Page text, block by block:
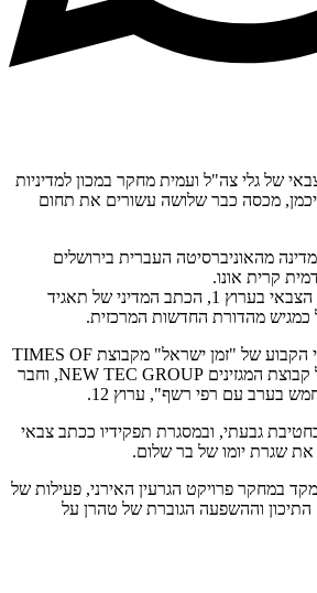
של גלי צה"ל ועמית מחקר במכון למדיניות
מכסה כבר שלושה עשורים את תחום
מהאוניברסיטה העברית בירושלים
קרית אונו.
בעבר שימש כראש הדסק הצבאי בערוץ 1, הכתב המדיני של תאגיד
כמגיש מהדורת החדשות המרכזית.
כיום משמש כפרשן הצבאי הקבוע של "זמן ישראל" מקבוצת TIMES OF
ISRAEL, כותב ראשי של קבוצת המגזינים NEW TEC GROUP, וחבר
בערב עם רפי רשף", ערוץ 12.
גבעתי, ובמסגרת תפקידיו ככתב צבאי
את שגרת יומו של בר שלום.
במחקר פרויקט הגרעין האירני, פעילות של
וההשפעה הגוברת של טהרן על